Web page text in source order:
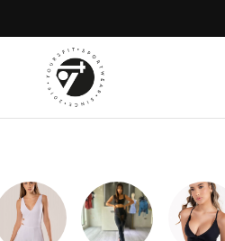
Promoción
yoursfit
Estilo
rendimiento